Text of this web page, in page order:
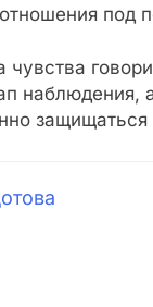
под
наблюдения,